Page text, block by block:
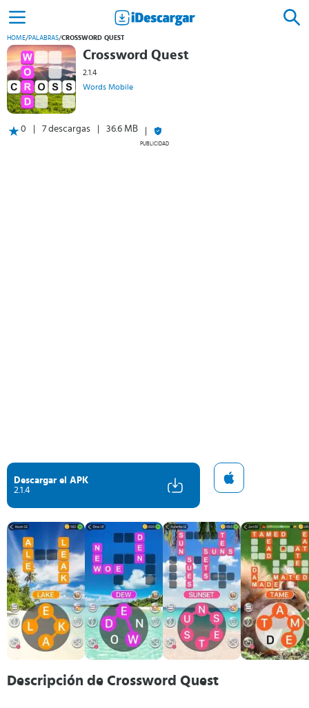
HOME/PALABRAS/CROSSWORD QUEST
Crossword Quest
2.1.4
Words Mobile
0 7 descargas 36.6 MB
PUBLICIDAD
Descargar el APK
2.1.4
Descripción de Crossword Quest